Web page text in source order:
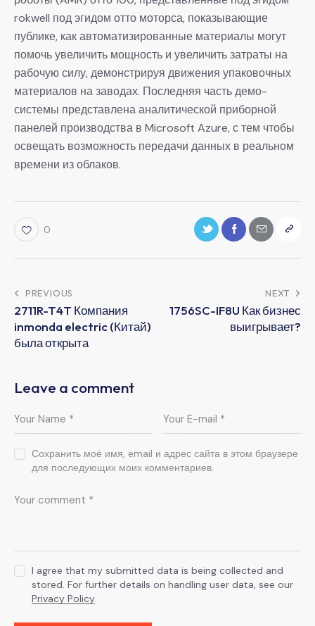
rokwell под эгидом отто моторса, показывающие
публике, как автоматизированные материалы могут
помочь увеличить мощность и увеличить затраты на
рабочую силу, демонстрируя движения упаковочных
материалов на заводах. Последняя часть демо-
системы представлена аналитической приборной
панелей производства в Microsoft Azure, с тем чтобы
освещать возможность передачи данных в реальном
времени из облаков.
0
PREVIOUS
2711R-T4T Компания
inmonda electric (Китай)
была открыта
NEXT
1756SC-IF8U Как бизнес
выигрывает?
Leave a comment
Сохранить моё имя, email и адрес сайта в этом браузере
для последующих моих комментариев.
I agree that my submitted data is being collected and
stored. For further details on handling user data, see our
Privacy Policy.